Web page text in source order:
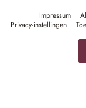
Impressum
Privacy-instellingen